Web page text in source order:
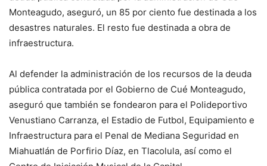
Monteagudo, aseguró, un 85 por ciento fue destinada a los
desastres naturales. El resto fue destinada a obra de
infraestructura.
Al defender la administración de los recursos de la deuda
pública contratada por el Gobierno de Cué Monteagudo,
aseguró que también se fondearon para el Polideportivo
Venustiano Carranza, el Estadio de Futbol, Equipamiento e
Infraestructura para el Penal de Mediana Seguridad en
Miahuatlán de Porfirio Díaz, en Tlacolula, así como el